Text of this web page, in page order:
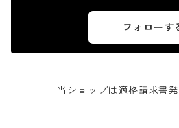
フォローす
当ショップは適格請求書発